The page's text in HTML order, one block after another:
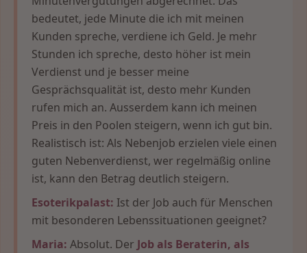
bedeutet, jede Minute die ich mit meinen
Kunden spreche, verdiene ich Geld. Je mehr
Stunden ich spreche, desto höher ist mein
Verdienst und je besser meine
Gesprächsqualität ist, desto mehr Kunden
rufen mich an. Ausserdem kann ich meinen
Preis in den Poolen steigern, wenn ich gut bin.
Realistisch ist: Als Nebenjob erzielen viele einen
guten Nebenverdienst, wer regelmäßig online
ist, kann den Betrag deutlich steigern.
Esoterikpalast: Ist der Job auch für Menschen
mit besonderen Lebenssituationen geeignet?
Maria: Absolut. Der Job als Beraterin, als